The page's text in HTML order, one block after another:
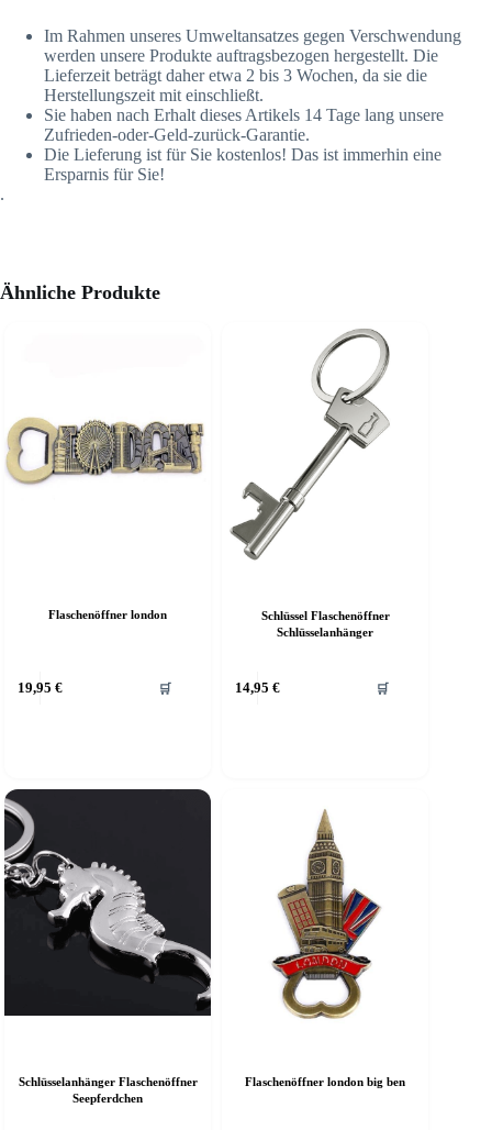
Im Rahmen unseres Umweltansatzes gegen Verschwendung
werden unsere Produkte auftragsbezogen hergestellt. Die
Lieferzeit beträgt daher etwa 2 bis 3 Wochen, da sie die
Herstellungszeit mit einschließt.
Sie haben nach Erhalt dieses Artikels 14 Tage lang unsere
Zufrieden-oder-Geld-zurück-Garantie.
Die Lieferung ist für Sie kostenlos! Das ist immerhin eine
Ersparnis für Sie!
.
Ähnliche Produkte
Flaschenöffner london
19,95 € 🛒
Schlüssel Flaschenöffner
Schlüsselanhänger
14,95 € 🛒
Schlüsselanhänger Flaschenöffner
Seepferdchen
Flaschenöffner london big ben